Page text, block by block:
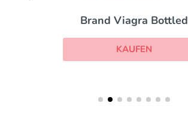
Brand Viagra Bottled
KAUFEN